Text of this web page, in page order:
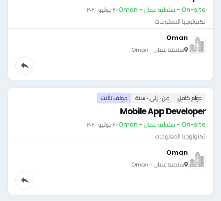
On-site - سلطنة عمان - Oman ·٢٠ يوليو ٢٠٢٦
تكنولوجيا المعلومات
Oman
سلطنة عمان - Oman
دوام كامل من ٠ إلى ٠ سنة جولف تالنت
Mobile App Developer
On-site - سلطنة عمان - Oman ·٢٠ يوليو ٢٠٢٦
تكنولوجيا المعلومات
Oman
سلطنة عمان - Oman